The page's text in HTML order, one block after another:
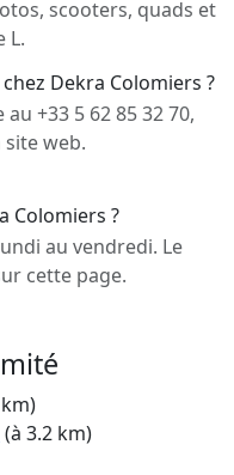
scooters, quads et
L.
Dekra Colomiers ?
+33 5 62 85 32 70,
web.
Colomiers ?
au vendredi. Le
cette page.
(à 3.2 km)